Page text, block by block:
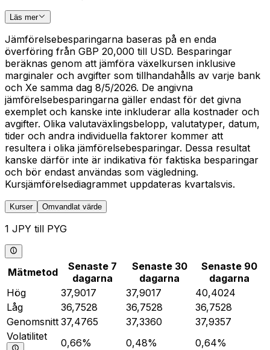
Läs mer
Jämförelsebesparingarna baseras på en enda
överföring från GBP 20,000 till USD. Besparingar
beräknas genom att jämföra växelkursen inklusive
marginaler och avgifter som tillhandahålls av varje bank
och Xe samma dag 8/5/2026. De angivna
jämförelsebesparingarna gäller endast för det givna
exemplet och kanske inte inkluderar alla kostnader och
avgifter. Olika valutaväxlingsbelopp, valutatyper, datum,
tider och andra individuella faktorer kommer att
resultera i olika jämförelsebesparingar. Dessa resultat
kanske därför inte är indikativa för faktiska besparingar
och bör endast användas som vägledning.
Kursjämförelsediagrammet uppdateras kvartalsvis.
Kurser Omvandlat värde
1 JPY till PYG
Mätmetod
Senaste 7
dagarna
Senaste 30
dagarna
Senaste 90
dagarna
Hög
37,9017 37,9017
40,4024
Låg
36,7528 36,7528
36,7528
Genomsnitt 37,4765 37,3360
37,9357
Volatilitet
0,66% 0,48% 0,64%